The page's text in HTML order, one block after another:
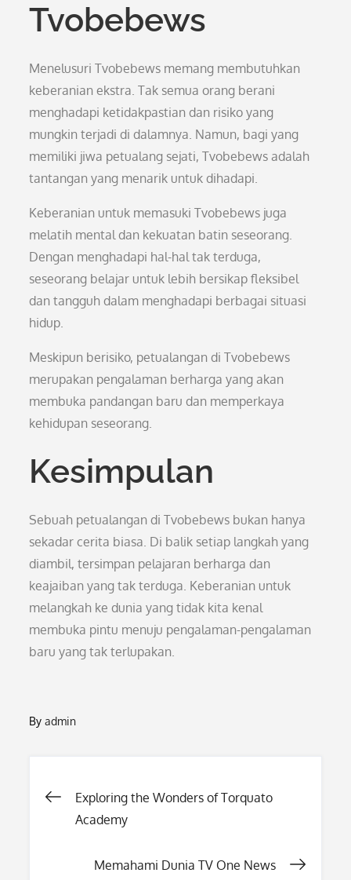
Tvobebews
Menelusuri Tvobebews memang membutuhkan
keberanian ekstra. Tak semua orang berani
menghadapi ketidakpastian dan risiko yang
mungkin terjadi di dalamnya. Namun, bagi yang
memiliki jiwa petualang sejati, Tvobebews adalah
tantangan yang menarik untuk dihadapi.
Keberanian untuk memasuki Tvobebews juga
melatih mental dan kekuatan batin seseorang.
Dengan menghadapi hal-hal tak terduga,
seseorang belajar untuk lebih bersikap fleksibel
dan tangguh dalam menghadapi berbagai situasi
hidup.
Meskipun berisiko, petualangan di Tvobebews
merupakan pengalaman berharga yang akan
membuka pandangan baru dan memperkaya
kehidupan seseorang.
Kesimpulan
Sebuah petualangan di Tvobebews bukan hanya
sekadar cerita biasa. Di balik setiap langkah yang
diambil, tersimpan pelajaran berharga dan
keajaiban yang tak terduga. Keberanian untuk
melangkah ke dunia yang tidak kita kenal
membuka pintu menuju pengalaman-pengalaman
baru yang tak terlupakan.
Byadmin
Post
Exploring the Wonders of Torquato
Academy
Memahami Dunia TV One News